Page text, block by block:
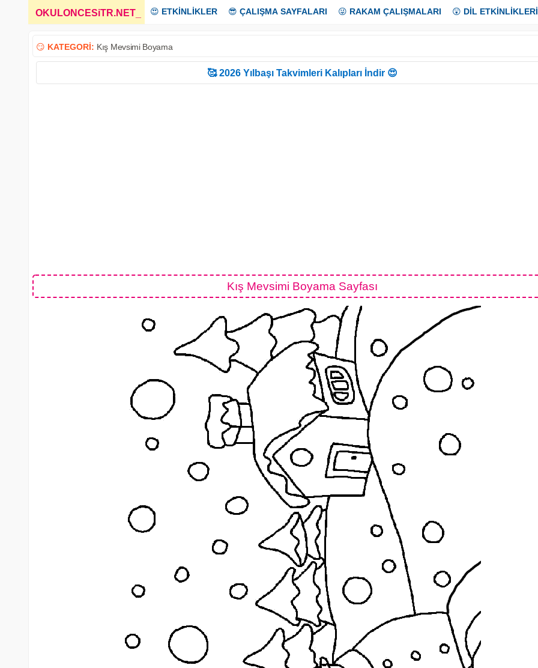
OKULONCESiTR.NET 😍 ETKİNLİKLER 😎 ÇALIŞMA SAYFALARI 😜 RAKAM ÇALIŞMALARI 😲 DİL ETKİNLİKLERİ
😏 KATEGORİ: Kış Mevsimi Boyama
🥰 2026 Yılbaşı Takvimleri Kalıpları İndir 😍
Kış Mevsimi Boyama Sayfası